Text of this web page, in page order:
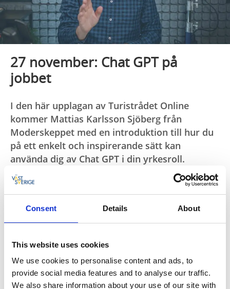
Consent Details About
This website uses cookies
We use cookies to personalise content and ads, to
provide social media features and to analyse our traffic.
We also share information about your use of our site with
27 november: Chat GPT på
jobbet
I den här upplagan av Turistrådet Online
kommer Mattias Karlsson Sjöberg från
Moderskeppet med en introduktion till hur du
på ett enkelt och inspirerande sätt kan
använda dig av Chat GPT i din yrkesroll.
Ladda hem presentation/lathund (PDF)
Intressanta länkar
#1 Gillar du Mattias sätt att utforska prompter?
är en guide med 22 tips,gratisatt ladda ned.
https://moderskeppet.se/gratis/chatgpt/